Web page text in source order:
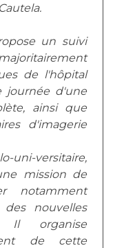
l’AP-HM
un suivi
de l'hôpital
journée d'une
ainsi que
d'imagerie
uni-versitaire,
mission de
notamment
des nouvelles
Il organise
de cette